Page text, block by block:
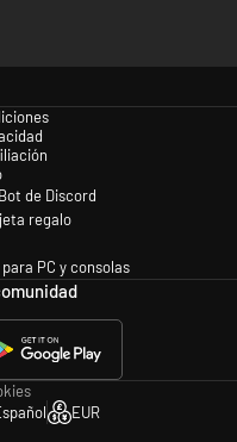
de Discord
regalo
PC y consolas
EUR